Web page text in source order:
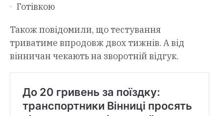
Готівкою
Також повідомили, що тестування
триватиме впродовж двох тижнів. А від
вінничан чекають на зворотній відгук.